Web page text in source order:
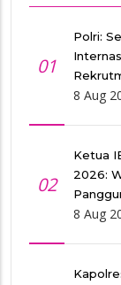
01
Polri:
8 Aug
02
Ketua
2026:
8 Aug